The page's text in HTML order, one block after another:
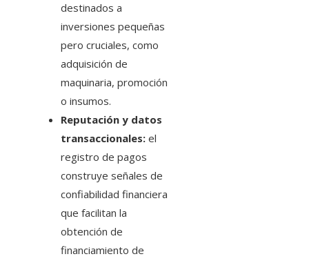
destinados a
inversiones pequeñas
pero cruciales, como
adquisición de
maquinaria, promoción
o insumos.
Reputación y datos
transaccionales: el
registro de pagos
construye señales de
confiabilidad financiera
que facilitan la
obtención de
financiamiento de